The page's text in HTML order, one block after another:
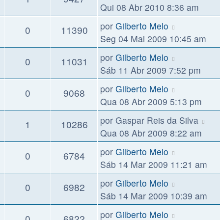
Qui 08 Abr 2010 8:36 am
0 11390 por Gilberto Melo
Seg 04 Mai 2009 10:45 am
0 11031 por Gilberto Melo
Sáb 11 Abr 2009 7:52 pm
0 9068 por Gilberto Melo
Qua 08 Abr 2009 5:13 pm
1 10286 por Gaspar Reis da Silva
Qua 08 Abr 2009 8:22 am
0 6784 por Gilberto Melo
Sáb 14 Mar 2009 11:21 am
0 6982 por Gilberto Melo
Sáb 14 Mar 2009 10:39 am
por Gilberto Melo